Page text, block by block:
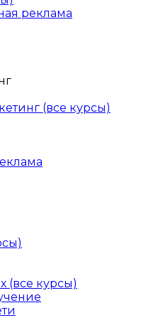
реклама
(все курсы)
(все курсы)